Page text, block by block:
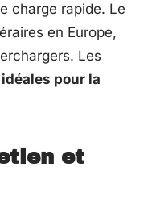
charge rapide. Le
en Europe,
Les
pour la
et